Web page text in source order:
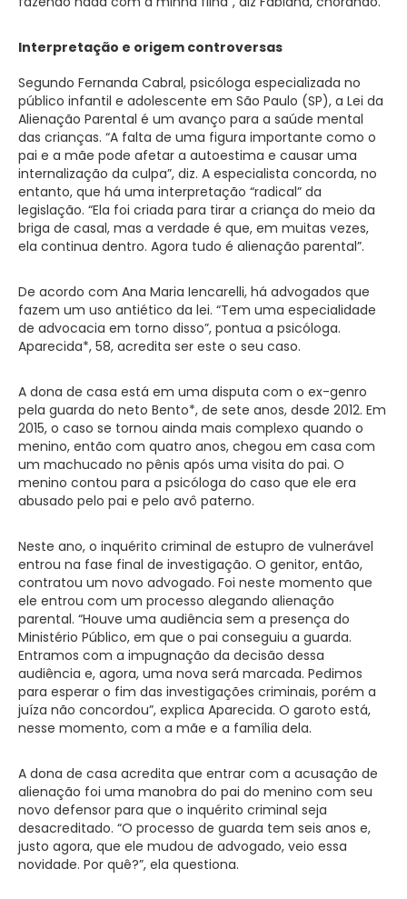
Interpretação e origem controversas
Segundo Fernanda Cabral, psicóloga especializada no
público infantil e adolescente em São Paulo (SP), a Lei da
Alienação Parental é um avanço para a saúde mental
das crianças. “A falta de uma figura importante como o
pai e a mãe pode afetar a autoestima e causar uma
internalização da culpa”, diz. A especialista concorda, no
entanto, que há uma interpretação “radical” da
legislação. “Ela foi criada para tirar a criança do meio da
briga de casal, mas a verdade é que, em muitas vezes,
ela continua dentro. Agora tudo é alienação parental”.
De acordo com Ana Maria Iencarelli, há advogados que
fazem um uso antiético da lei. “Tem uma especialidade
de advocacia em torno disso”, pontua a psicóloga.
Aparecida*, 58, acredita ser este o seu caso.
A dona de casa está em uma disputa com o ex-genro
pela guarda do neto Bento*, de sete anos, desde 2012. Em
2015, o caso se tornou ainda mais complexo quando o
menino, então com quatro anos, chegou em casa com
um machucado no pênis após uma visita do pai. O
menino contou para a psicóloga do caso que ele era
abusado pelo pai e pelo avô paterno.
Neste ano, o inquérito criminal de estupro de vulnerável
entrou na fase final de investigação. O genitor, então,
contratou um novo advogado. Foi neste momento que
ele entrou com um processo alegando alienação
parental. “Houve uma audiência sem a presença do
Ministério Público, em que o pai conseguiu a guarda.
Entramos com a impugnação da decisão dessa
audiência e, agora, uma nova será marcada. Pedimos
para esperar o fim das investigações criminais, porém a
juíza não concordou”, explica Aparecida. O garoto está,
nesse momento, com a mãe e a família dela.
A dona de casa acredita que entrar com a acusação de
alienação foi uma manobra do pai do menino com seu
novo defensor para que o inquérito criminal seja
desacreditado. “O processo de guarda tem seis anos e,
justo agora, que ele mudou de advogado, veio essa
novidade. Por quê?”, ela questiona.